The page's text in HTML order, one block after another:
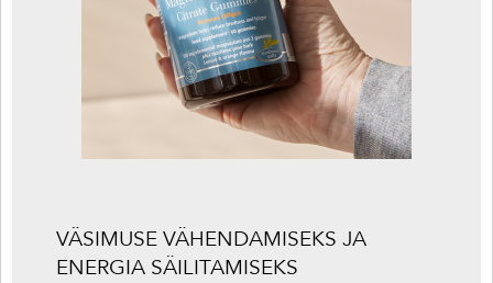
VÄSIMUSE VÄHENDAMISEKS JA
ENERGIA SÄILITAMISEKS